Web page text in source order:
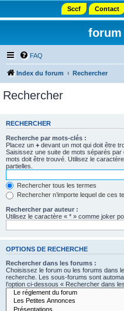
Sccf Contact
forum
FAQ
Index du forum Rechercher
Rechercher
RECHERCHER
Recherche par mots-clés :
Placez un + devant un mot qui doit être
Saisissez une suite de mots séparés par
mots doit être trouvé. Utilisez le
partielles.
Rechercher tous les termes
Rechercher n’importe lequel de ces
Rechercher par auteur :
Utilisez le caractère « * » comme joker
OPTIONS DE RECHERCHE
Rechercher dans les forums :
Choisissez le forum ou les forums dans
recherche. Les sous-forums sont
l’option ci-dessous « Rechercher dans